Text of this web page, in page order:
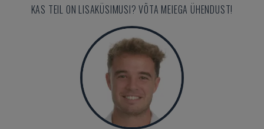
KAS TEIL ON LISAKÜSIMUSI? VÕTA MEIEGA ÜHENDUST!